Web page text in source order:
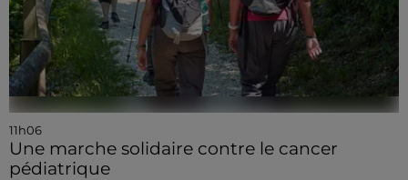
11h06
Une marche solidaire contre le cancer
pédiatrique